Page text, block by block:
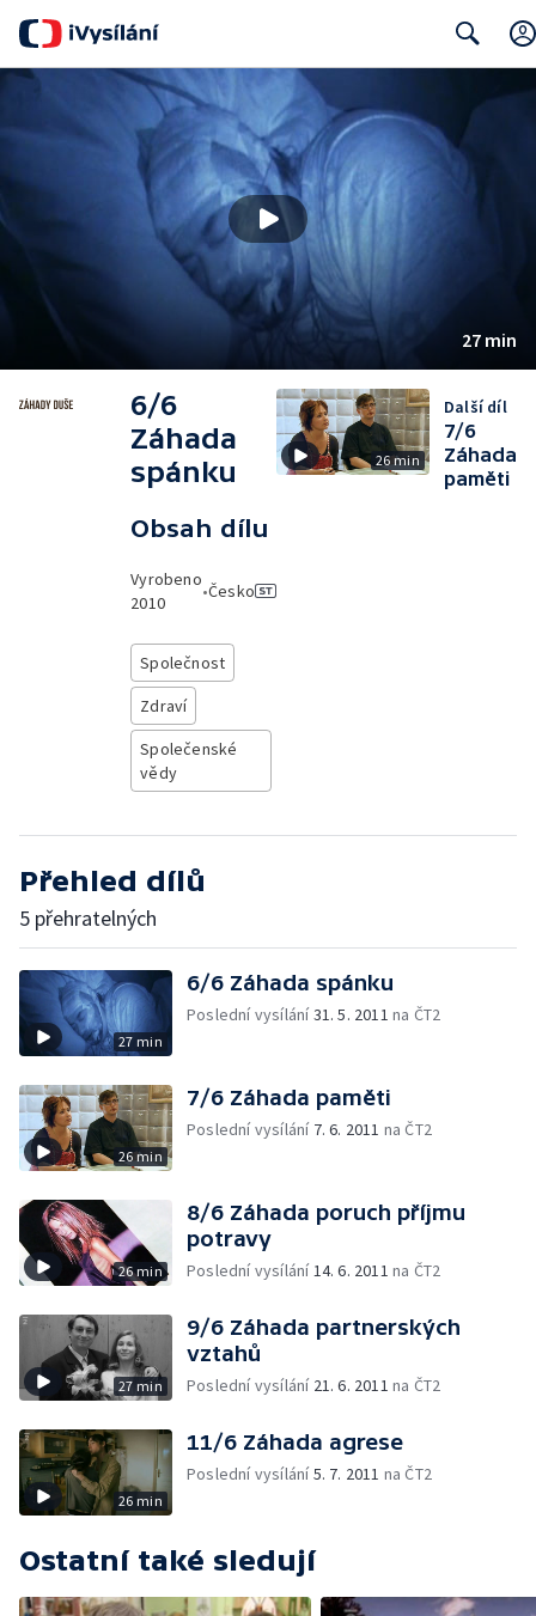
27 min
6/6
Záhada
spánku
Obsah dílu
Vyrobeno
2010
•Česko
Společnost
Zdraví
Společenské
vědy
26 min
Další díl
7/6
Záhada
paměti
Přehled dílů
5 přehratelných
27 min
6/6 Záhada spánku
Poslední vysílání31. 5. 2011 na ČT2
26 min
7/6 Záhada paměti
Poslední vysílání 7. 6. 2011 na ČT2
26 min
8/6 Záhada poruch příjmu
potravy
Poslední vysílání14. 6. 2011 na ČT2
27 min
9/6 Záhada partnerských
vztahů
Poslední vysílání 21. 6. 2011 na ČT2
26 min
11/6 Záhada agrese
Poslední vysílání5. 7. 2011 na ČT2
Ostatní také sledují